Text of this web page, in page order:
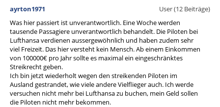
ayrton1971
User (12 Beiträge)
Was hier passiert ist unverantwortlich. Eine Woche werden
tausende Passagiere unverantwortlich behandelt. Die Piloten bei
Lufthansa verdienen aussergewöhnlich und haben zudem sehr
viel Freizeit. Das hier versteht kein Mensch. Ab einem Einkommen
von 100000€ pro Jahr sollte es maximal ein eingeschränktes
Streikrecht geben.
Ich bin jetzt wiederholt wegen den streikenden Piloten im
Ausland gestrandet, wie viele andere Vielflieger auch. Ich werde
versuchen nicht mehr bei Lufthansa zu buchen, mein Geld sollen
die Piloten nicht mehr bekommen.